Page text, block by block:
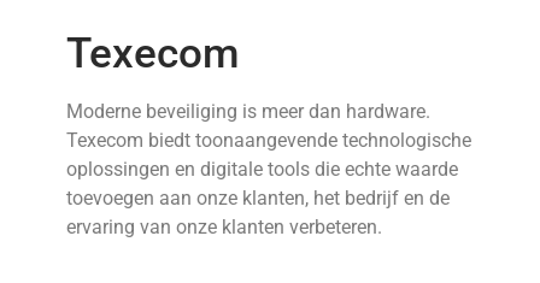
Texecom
Moderne beveiliging is meer dan hardware.
Texecom biedt toonaangevende technologische
oplossingen en digitale tools die echte waarde
toevoegen aan onze klanten, het bedrijf en de
ervaring van onze klanten verbeteren.